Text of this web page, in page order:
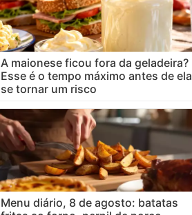
A maionese ficou fora da geladeira?
Esse é o tempo máximo antes de ela
se tornar um risco
Menu diário, 8 de agosto: batatas